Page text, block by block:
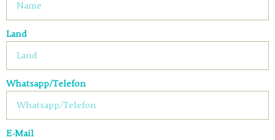
Land
Whatsapp/Telefon
E-Mail